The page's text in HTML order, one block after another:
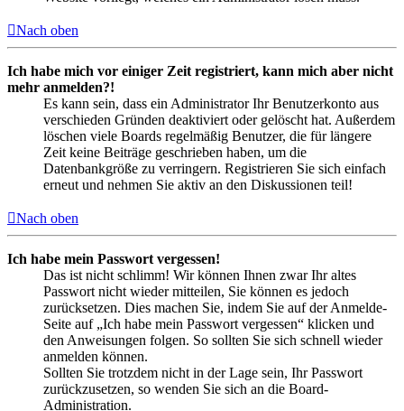
Nach oben
Ich habe mich vor einiger Zeit registriert, kann mich aber nicht
mehr anmelden?!
Es kann sein, dass ein Administrator Ihr Benutzerkonto aus
verschieden Gründen deaktiviert oder gelöscht hat. Außerdem
löschen viele Boards regelmäßig Benutzer, die für längere
Zeit keine Beiträge geschrieben haben, um die
Datenbankgröße zu verringern. Registrieren Sie sich einfach
erneut und nehmen Sie aktiv an den Diskussionen teil!
Nach oben
Ich habe mein Passwort vergessen!
Das ist nicht schlimm! Wir können Ihnen zwar Ihr altes
Passwort nicht wieder mitteilen, Sie können es jedoch
zurücksetzen. Dies machen Sie, indem Sie auf der Anmelde-
Seite auf „Ich habe mein Passwort vergessen“ klicken und
den Anweisungen folgen. So sollten Sie sich schnell wieder
anmelden können.
Sollten Sie trotzdem nicht in der Lage sein, Ihr Passwort
zurückzusetzen, so wenden Sie sich an die Board-
Administration.